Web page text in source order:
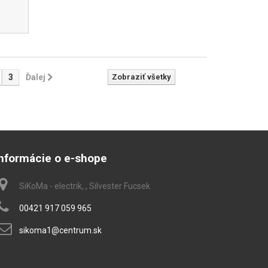
Zobraziť všetky
3 Ďalej
o e-shope
SiKoMa - electrik, , Silvester Fucsek
00421 917 059 965
sikoma1@centrum.sk